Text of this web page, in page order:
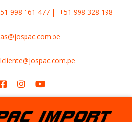
998 161 477 +51 998 328 198